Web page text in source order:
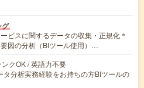
グ
ビスに関するデータの収集・正規化＊
因の分析（BIツール使用）…
クOK / 英語力不要
タ分析実務経験をお持ちの方BIツールの